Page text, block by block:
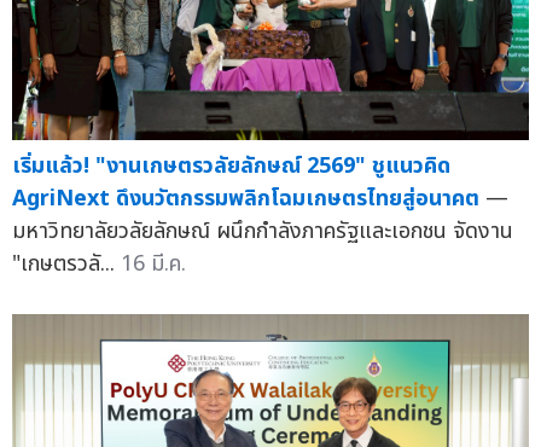
เริ่มแล้ว! "งานเกษตรวลัยลักษณ์ 2569" ชูแนวคิด
AgriNext ดึงนวัตกรรมพลิกโฉมเกษตรไทยสู่อนาคต —
มหาวิทยาลัยวลัยลักษณ์ ผนึกกำลังภาครัฐและเอกชน จัดงาน
"เกษตรวลั... 16 มี.ค.